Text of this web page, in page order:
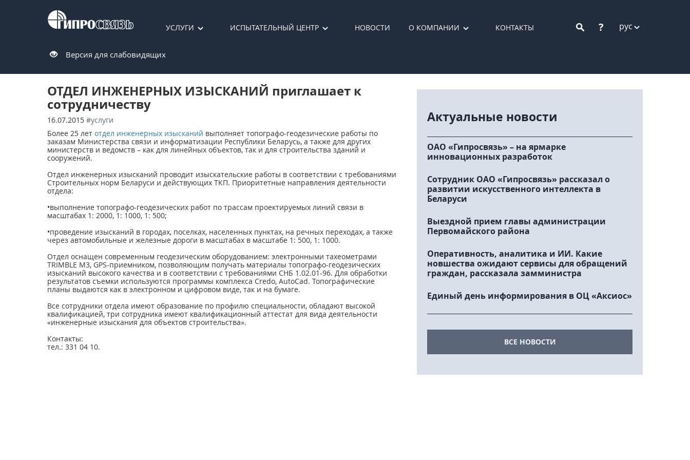
УСЛУГИ ИСПЫТАТЕЛЬНЫЙ ЦЕНТР НОВОСТИ О КОМПАНИИ КОНТАКТЫ ? рус
Версия для слабовидящих
ОТДЕЛ ИНЖЕНЕРНЫХ ИЗЫСКАНИЙ приглашает к
сотрудничеству
16.07.2015 #услуги
Более 25 лет отдел инженерных изысканий выполняет топографо-геодезические работы по
заказам Министерства связи и информатизации Республики Беларусь, а также для других
министерств и ведомств – как для линейных объектов, так и для строительства зданий и
сооружений.
Отдел инженерных изысканий проводит изыскательские работы в соответствии с требованиями
Строительных норм Беларуси и действующих ТКП. Приоритетные направления деятельности
отдела:
•выполнение топографо-геодезических работ по трассам проектируемых линий связи в
масштабах 1: 2000, 1: 1000, 1: 500;
•проведение изысканий в городах, поселках, населенных пунктах, на речных переходах, а также
через автомобильные и железные дороги в масштабах в масштабе 1: 500, 1: 1000.
Отдел оснащен современным геодезическим оборудованием: электронными тахеометрами
TRIMBLE М3, GPS-приемником, позволяющим получать материалы топографо-геодезических
изысканий высокого качества и в соответствии с требованиями СНБ 1.02.01-96. Для обработки
результатов съемки используются программы комплекса Credo, AutoCad. Топографические
планы выдаются как в электронном и цифровом виде, так и на бумаге.
Все сотрудники отдела имеют образование по профилю специальности, обладают высокой
квалификацией, три сотрудника имеют квалификационный аттестат для вида деятельности
«инженерные изыскания для объектов строительства».
Контакты:
тел.: 331 04 10.
Актуальные новости
ОАО «Гипросвязь» – на ярмарке
инновационных разработок
Сотрудник ОАО «Гипросвязь» рассказал о
развитии искусственного интеллекта в
Беларуси
Выездной прием главы администрации
Первомайского района
Оперативность, аналитика и ИИ. Какие
новшества ожидают сервисы для обращений
граждан, рассказала замминистра
Единый день информирования в ОЦ «Аксиос»
ВСЕ НОВОСТИ